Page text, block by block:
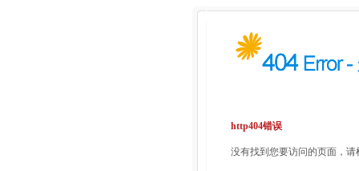
http404错误
没有找到您要访问的页面，